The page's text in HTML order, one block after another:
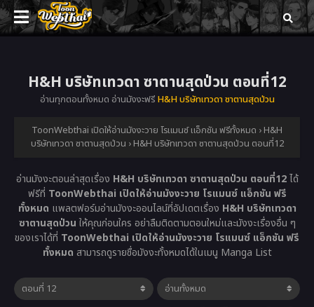
H&H บริษัทเทวดา ซาตานสุดป่วน ตอนที่12
อ่านทุกตอนทั้งหมด อ่านมังงะฟรี H&H บริษัทเทวดา ซาตานสุดป่วน
ToonWebthai เปิดให้อ่านมังงะวาย โรแมนซ์ แอ็กชัน ฟรีทั้งหมด › H&H
บริษัทเทวดา ซาตานสุดป่วน › H&H บริษัทเทวดา ซาตานสุดป่วน ตอนที่12
อ่านมังงะตอนล่าสุดเรื่อง H&H บริษัทเทวดา ซาตานสุดป่วน ตอนที่12ได้
ฟรีที่ ToonWebthai เปิดให้อ่านมังงะวาย โรแมนซ์ แอ็กชัน ฟรี
ทั้งหมด แพลตฟอร์มอ่านมังงะออนไลน์ที่อัปเดตเรื่อง H&H บริษัทเทวดา
ซาตานสุดป่วน ให้คุณก่อนใคร อย่าลืมติดตามตอนใหม่และมังงะเรื่องอื่น ๆ
ของเราได้ที่ ToonWebthai เปิดให้อ่านมังงะวาย โรแมนซ์ แอ็กชัน ฟรี
ทั้งหมด สามารถดูรายชื่อมังงะทั้งหมดได้ในเมนู Manga List